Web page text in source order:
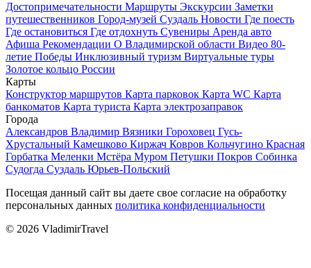
Достопримечательности Маршруты Экскурсии Заметки
путешественников Город-музей Суздаль Новости Где поесть
Где остановиться Где отдохнуть Сувениры Аренда авто
Афиша Рекомендации О Владимирской области Видео 80-
летие Победы Инклюзивный туризм Виртуальные туры
Золотое кольцо России
Карты
Конструктор маршрутов Карта парковок Карта WC Карта
банкоматов Карта туриста Карта электрозаправок
Города
Александров Владимир Вязники Гороховец Гусь-
Хрустальный Камешково Киржач Ковров Кольчугино Красная
Горбатка Меленки Мстёра Муром Петушки Покров Собинка
Судогда Суздаль Юрьев-Польский
Посещая данный сайт вы даете свое согласие на обработку
персональных данных политика конфиденциальности
© 2026 VladimirTravel